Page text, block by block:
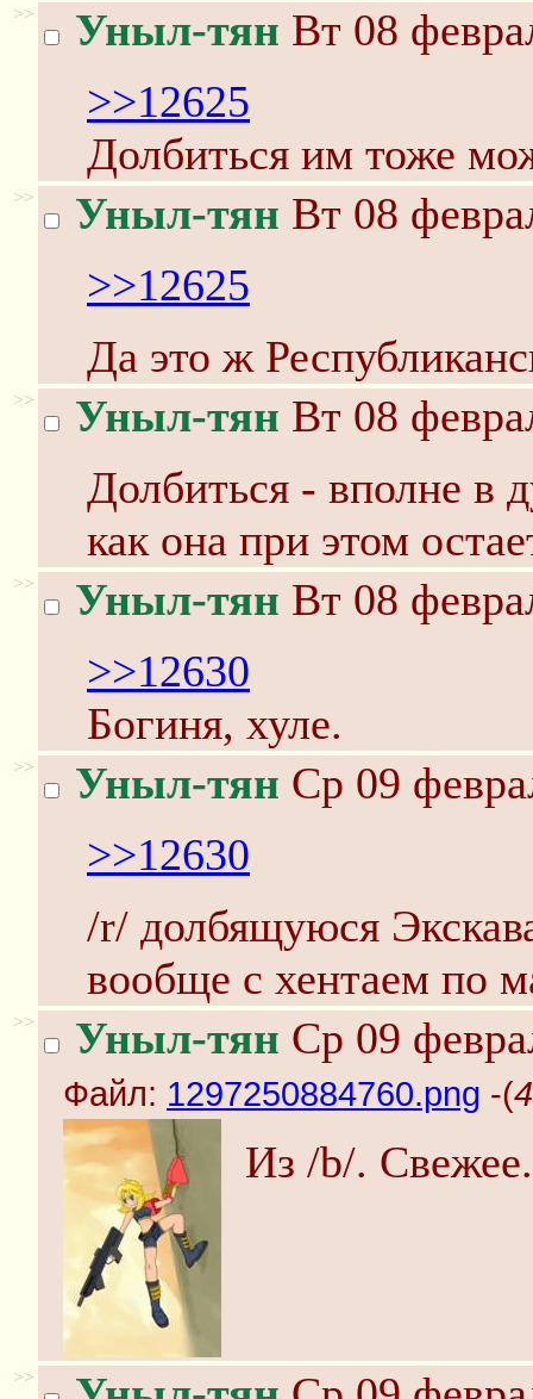
>> Уныл-тян Вт 08
>>12625
Долбиться им тоже
>> Уныл-тян Вт 08
>>12625
Да это ж
>> Уныл-тян Вт 08
Долбиться - вполне в
как она при этом
>> Уныл-тян Вт 08
>>12630
Богиня, хуле.
>> Уныл-тян Ср 09
>>12630
/r/ долбящуюся
вообще с хентаем по
>> Уныл-тян Ср 09
Файл: 1297250884760.png -(
Из /b/. Свежее.
>>